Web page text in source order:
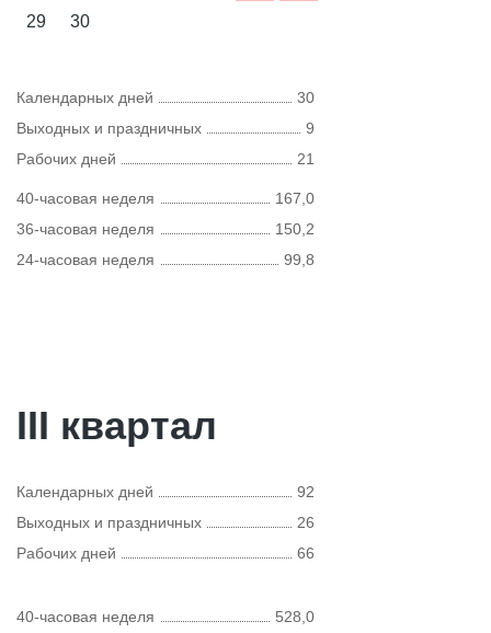
29
30
Календарных дней
30
Выходных и праздничных
9
Рабочих дней
21
40-часовая неделя
167,0
36-часовая неделя
150,2
24-часовая неделя
99,8
III квартал
Календарных дней
92
Выходных и праздничных
26
Рабочих дней
66
40-часовая неделя 528,0